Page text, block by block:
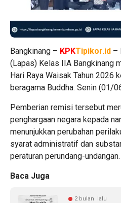
Bangkinang – KPKTipikor.id –
(Lapas) Kelas IIA Bangkinang
Hari Raya Waisak Tahun 2026
beragama Buddha. Senin (01/
Pemberian remisi tersebut
penghargaan negara kepada
menunjukkan perubahan
syarat administratif dan
peraturan perundang-undangan.
Baca Juga
2 bulan lalu